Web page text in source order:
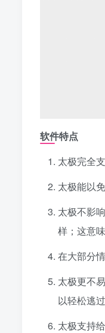
软件特点
太极完全
太极能以
太极不影
样；这意
在大部分
太极更不
以轻松逃
太极支持